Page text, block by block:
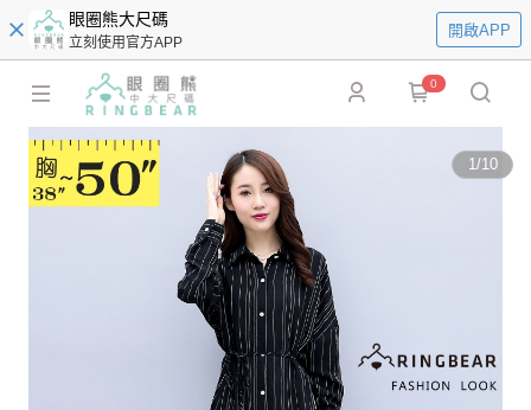
眼圈熊大尺碼
立刻使用官方APP
開啟APP
0
1/10